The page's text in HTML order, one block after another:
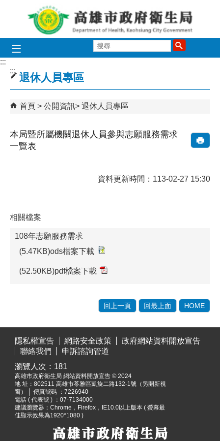
跳到主要內容區塊
尋
:::
:::
退休人員專區
首頁 公開資訊 退休人員專區
本局暨所屬機關退休人員參與志願服務需求
一覽表
資料更新時間：113-02-27 15:30
相關檔案
108年志願服務需求
(5.47KB)ods檔案下載
(52.50KB)pdf檔案下載
回上一頁 回最上面 HOME
隱私權宣告
網路安全政策
政府網站資料開放宣告
聯絡我們
申訴諮詢管道
瀏覽人次： 181
高雄市政府衛生局 網站資料開放宣告 © 2024
地 址： 802511 高雄市苓雅區凱旋二路132-1號（另開新視
窗）
│ 傳真號碼 ：7226940
電話 ( 代表號 ) ：07-7134000
建議瀏覽器：Chrome，Firefox，IE10.0以上版本 ( 螢幕最
佳顯示效果為1920*1080 )